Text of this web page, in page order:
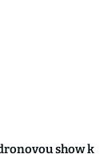
show k